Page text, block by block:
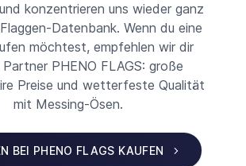
konzentrieren uns wieder ganz
Datenbank. Wenn du eine
möchtest, empfehlen wir dir
Partner PHENO FLAGS: große
Preise und wetterfeste Qualität
mit Messing-Ösen.
BEI PHENO FLAGS KAUFEN